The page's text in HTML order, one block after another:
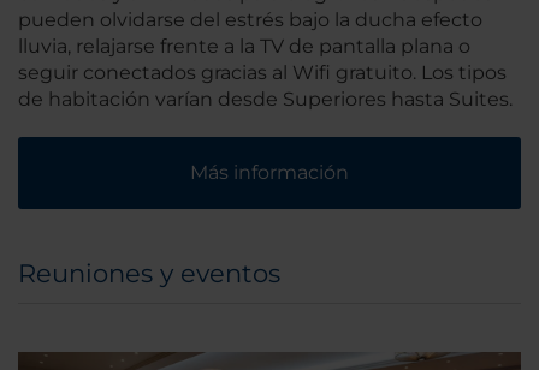
pueden olvidarse del estrés bajo la ducha efecto
lluvia, relajarse frente a la TV de pantalla plana o
seguir conectados gracias al Wifi gratuito. Los tipos
de habitación varían desde Superiores hasta Suites.
Más información
Reuniones y eventos